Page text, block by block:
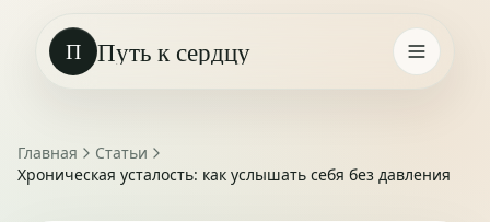
П Путь к сердцу
Главная
Статьи
Хроническая усталость: как услышать себя без давления